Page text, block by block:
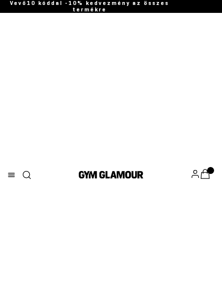
Vevő10 kóddal -10% kedvezmény az összes
termékre